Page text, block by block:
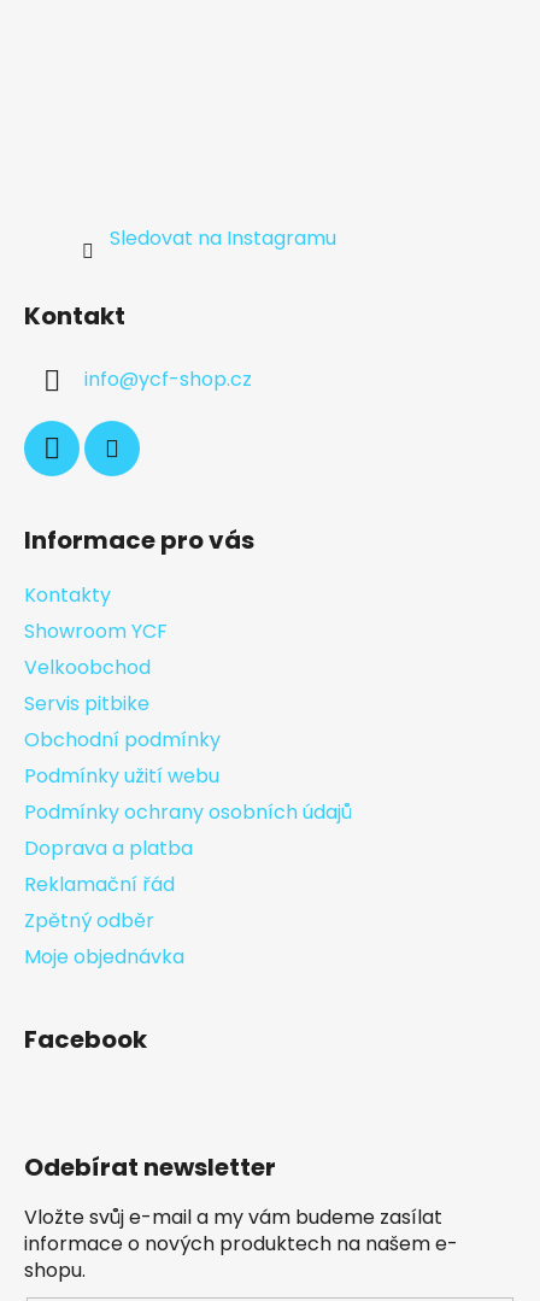
Sledovat na Instagramu
Kontakt
info@ycf-shop.cz
Informace pro vás
Kontakty
Showroom YCF
Velkoobchod
Servis pitbike
Obchodní podmínky
Podmínky užití webu
Podmínky ochrany osobních údajů
Doprava a platba
Reklamační řád
Zpětný odběr
Moje objednávka
Facebook
Odebírat newsletter
Vložte svůj e-mail a my vám budeme zasílat
informace o nových produktech na našem e-
shopu.